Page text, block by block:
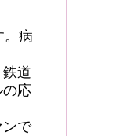
。病
道
の応
ンで